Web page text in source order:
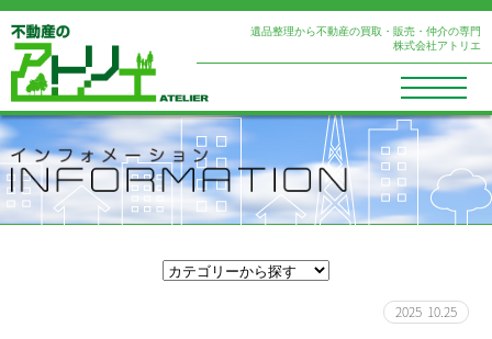
遺品整理から不動産の買取・販売・仲介の専門
株式会社アトリエ
2025 10.25